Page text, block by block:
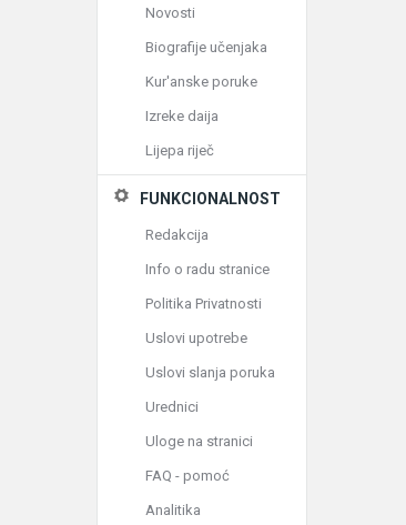
Novosti
Biografije učenjaka
Kur'anske poruke
Izreke daija
Lijepa riječ
FUNKCIONALNOST
Redakcija
Info o radu stranice
Politika Privatnosti
Uslovi upotrebe
Uslovi slanja poruka
Urednici
Uloge na stranici
FAQ - pomoć
Analitika